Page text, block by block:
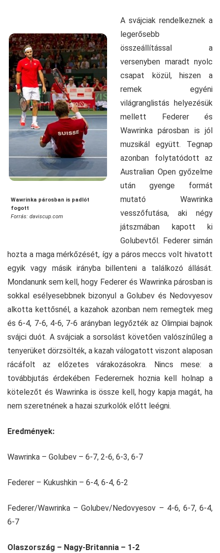
Wawrinka párosban is padlót
fogott
Forrás: daviscup.com
A svájciak rendelkeznek a
legerősebb
összeállítással a
versenyben maradt nyolc
csapat közül, hiszen a
remek egyéni
világranglistás helyezésük
mellett Federer és
Wawrinka párosban is jól
muzsikál együtt. Tegnap
azonban folytatódott az
Australian Open győzelme
után gyenge formát
mutató Wawrinka
vesszőfutása, aki négy
játszmában kapott ki
Golubevtől. Federer simán
hozta a maga mérkőzését, így a páros meccs volt hivatott
egyik vagy másik irányba billenteni a találkozó állását.
Mondanunk sem kell, hogy Federer és Wawrinka párosban is
sokkal esélyesebbnek bizonyul a Golubev és Nedovyesov
alkotta kettősnél, a kazahok azonban nem remegtek meg
és 6-4, 7-6, 4-6, 7-6 arányban legyőzték az Olimpiai bajnok
svájci duót. A svájciak a sorsolást követően valószínűleg a
tenyerüket dörzsölték, a kazah válogatott viszont alaposan
rácáfolt az előzetes várakozásokra. Nincs mese: a
továbbjutás érdekében Federernek hoznia kell holnap a
kötelezőt és Wawrinka is össze kell, hogy kapja magát, ha
nem szeretnének a hazai szurkolók előtt leégni.
Eredmények:
Wawrinka – Golubev – 6-7, 2-6, 6-3, 6-7
Federer – Kukushkin – 6-4, 6-4, 6-2
Federer/Wawrinka – Golubev/Nedovyesov – 4-6, 6-7, 6-4,
6-7
Olaszország – Nagy-Britannia – 1-2